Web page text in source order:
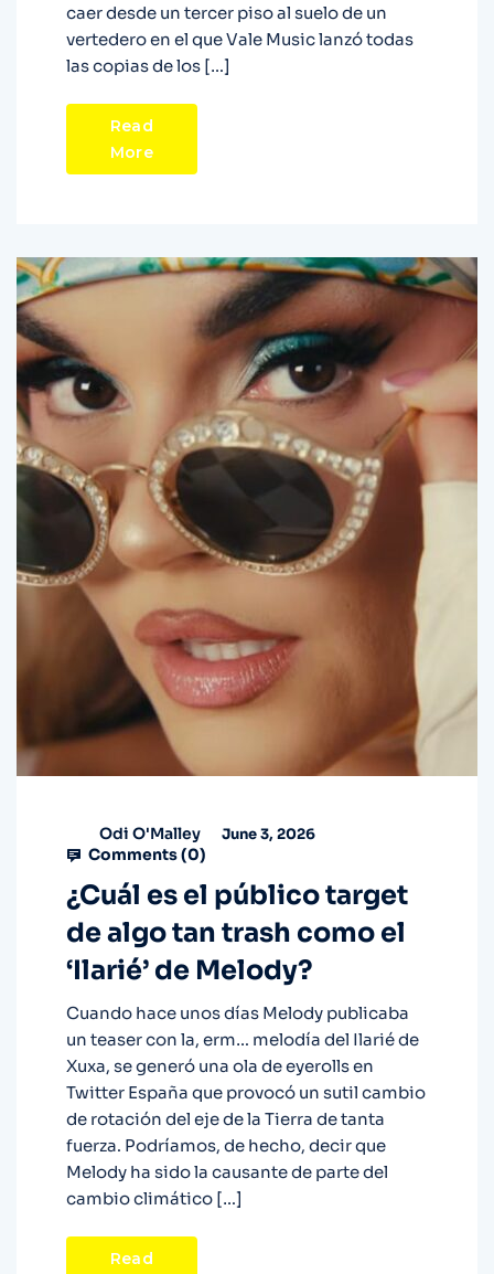
caer desde un tercer piso al suelo de un
vertedero en el que Vale Music lanzó todas
las copias de los […]
Read
More
Odi O'Malley June 3, 2026
Comments (0)
¿Cuál es el público target
de algo tan trash como el
‘Ilarié’ de Melody?
Cuando hace unos días Melody publicaba
un teaser con la, erm… melodía del Ilarié de
Xuxa, se generó una ola de eyerolls en
Twitter España que provocó un sutil cambio
de rotación del eje de la Tierra de tanta
fuerza. Podríamos, de hecho, decir que
Melody ha sido la causante de parte del
cambio climático […]
Read